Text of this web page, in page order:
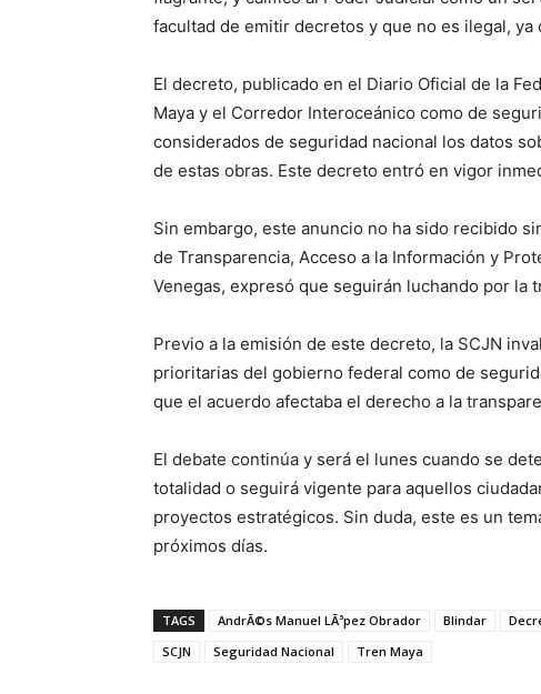
facultad de emitir decretos y que no es ilegal,
El decreto, publicado en el Diario Oficial de la
Maya y el Corredor Interoceánico como de
considerados de seguridad nacional los datos
de estas obras. Este decreto entró en vigor
Sin embargo, este anuncio no ha sido recibido
de Transparencia, Acceso a la Información y
Venegas, expresó que seguirán luchando por la
Previo a la emisión de este decreto, la SCJN
prioritarias del gobierno federal como de
que el acuerdo afectaba el derecho a la
El debate continúa y será el lunes cuando se
totalidad o seguirá vigente para aquellos
proyectos estratégicos. Sin duda, este es un
próximos días.
TAGS AndrÃ©s Manuel LÃ³pez Obrador Blindar
SCJN
Seguridad Nacional Tren Maya